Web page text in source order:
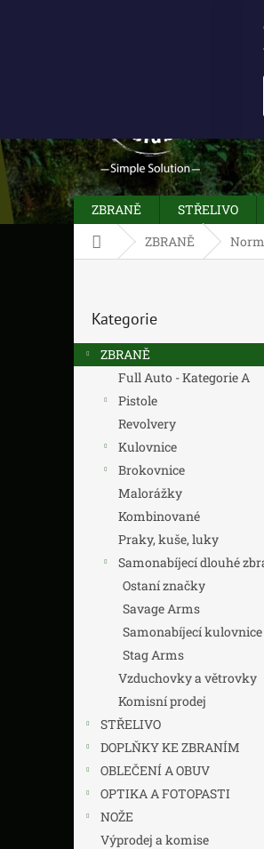
ZBRANĚ STŘELIVO
Domů ZBRANĚ
r
a
kategorie
Kategorie
ZBRANĚ
Full Auto - Kategorie A
Pistole
Revolvery
Kulovnice
Brokovnice
Malorážky
Kombinované
Praky, kuše, luky
Samonabíjecí dlouhé
Ostaní značky
Savage Arms
Samonabíjecí kulovnice
Stag Arms
Vzduchovky a větrovky
Komisní prodej
STŘELIVO
DOPLŇKY KE ZBRANÍM
OBLEČENÍ A OBUV
OPTIKA A FOTOPASTI
NOŽE
Výprodej a komise